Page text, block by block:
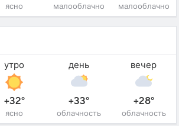
ясно малооблачно малооблачно
утро
+32°
ясно
день
+33°
облачность
вечер
+28°
облачность